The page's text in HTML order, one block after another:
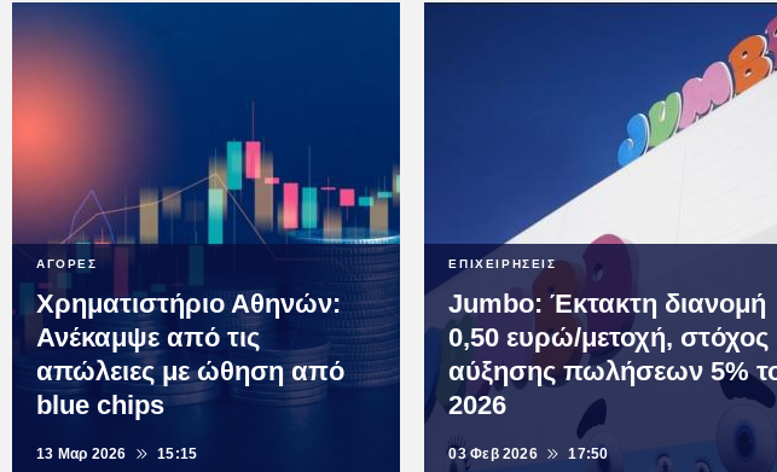
ΑΓΟΡΕΣ
Χρηματιστήριο Αθηνών:
Ανέκαμψε από τις
απώλειες με ώθηση από
blue chips
13 Μαρ 2026 15:15
ΕΠΙΧΕΙΡΗΣΕΙΣ
Jumbo: Έκτακτη διανομή
0,50 ευρώ/μετοχή, στόχος
αύξησης πωλήσεων 5%
2026
03 Φεβ 2026 17:50